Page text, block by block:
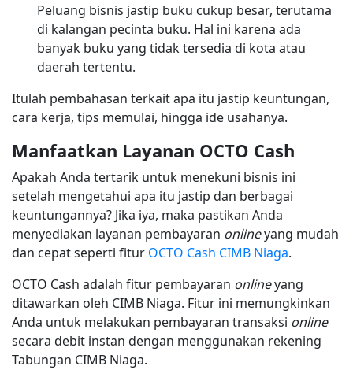
Peluang bisnis jastip buku cukup besar, terutama
di kalangan pecinta buku. Hal ini karena ada
banyak buku yang tidak tersedia di kota atau
daerah tertentu.
Itulah pembahasan terkait apa itu jastip keuntungan,
cara kerja, tips memulai, hingga ide usahanya.
Manfaatkan Layanan OCTO Cash
Apakah Anda tertarik untuk menekuni bisnis ini
setelah mengetahui apa itu jastip dan berbagai
keuntungannya? Jika iya, maka pastikan Anda
menyediakan layanan pembayaran onlineyang mudah
dan cepat seperti fitur OCTO Cash CIMB Niaga.
OCTO Cash adalah fitur pembayaran onlineyang
ditawarkan oleh CIMB Niaga. Fitur ini memungkinkan
Anda untuk melakukan pembayaran transaksi online
secara debit instan dengan menggunakan rekening
Tabungan CIMB Niaga.